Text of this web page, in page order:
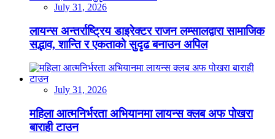
July 31, 2026
लायन्स अन्तर्राष्ट्रिय डाइरेक्टर राजन लम्सालद्वारा सामाजिक
सद्भाव, शान्ति र एकताको सुदृढ बनाउन अपिल
July 31, 2026
महिला आत्मनिर्भरता अभियानमा लायन्स क्लब अफ पोखरा
बाराही टाउन